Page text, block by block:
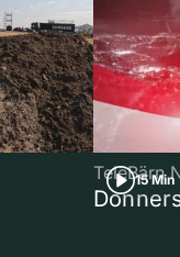
15 Min
TeleBärn